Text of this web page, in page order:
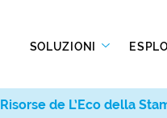
SOLUZIONI
de L’Eco della